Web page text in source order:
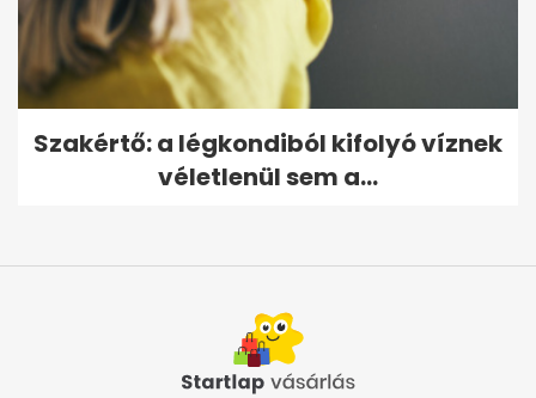
Szakértő: a légkondiból kifolyó víznek
véletlenül sem a...